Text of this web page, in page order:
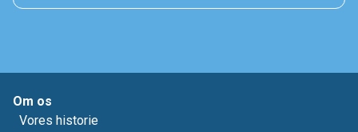
Om os
Vores historie